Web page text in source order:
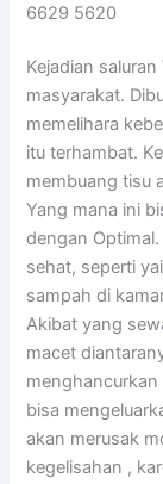
6629 5620
Kejadian
masyarakat.
memelihara
itu terhambat.
membuang tisu
Yang mana ini
dengan
sehat, seperti
sampah di
Akibat yang
macet
bisa
akan merusak
kegelisahan ,